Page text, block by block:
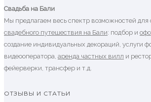
Свадьба на Бали
Мы предлагаем весь спектр возможностей для
свадебного путешествия на Бали: подбор и
создание индивидуальных декораций, услуги
видеооператора, аренда частных вилл и
фейерверки, трансфер и т.д.
ОТЗЫВЫ И СТАТЬИ